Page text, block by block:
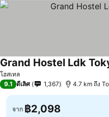
โฮสเทล
Grand Hostel Ldk
9.1 ดีเลิศ 1,367 4.7 km ถึง
จาก ฿2,098